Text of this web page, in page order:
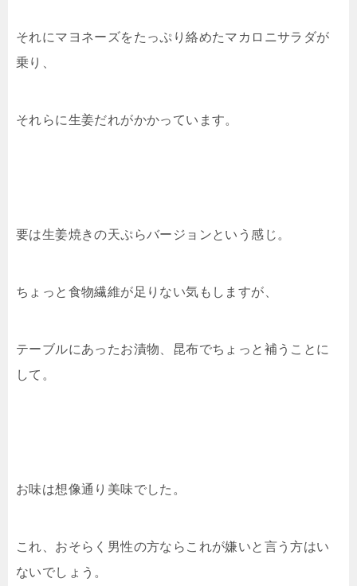
それにマヨネーズをたっぷり絡めたマカロニサラダが
乗り、
それらに生姜だれがかかっています。
要は生姜焼きの天ぷらバージョンという感じ。
ちょっと食物繊維が足りない気もしますが、
テーブルにあったお漬物、昆布でちょっと補うことに
して。
お味は想像通り美味でした。
これ、おそらく男性の方ならこれが嫌いと言う方はい
ないでしょう。